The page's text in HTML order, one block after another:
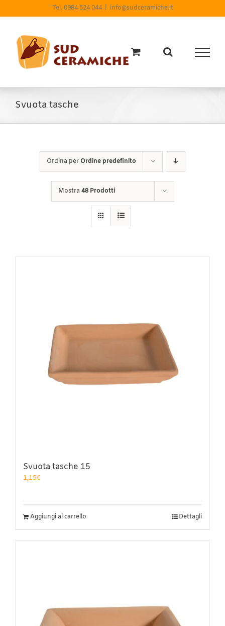
Tel. 0984 524 044 info@sudceramiche.it
Svuota tasche
Ordina per Ordine predefinito
Mostra 48 Prodotti
Svuota tasche 15
1,15€
Aggiungi al carrello Dettagli